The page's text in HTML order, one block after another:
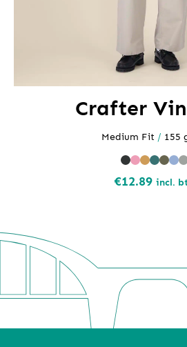
Crafter
Medium Fit / 155
€12.89 incl.